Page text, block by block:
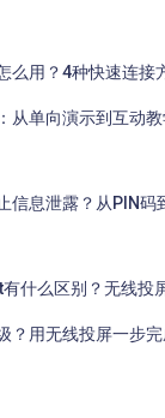
么用？4种快速连接
从单向演示到互动
信息泄露？从PIN码
什么区别？无线投
？用无线投屏一步